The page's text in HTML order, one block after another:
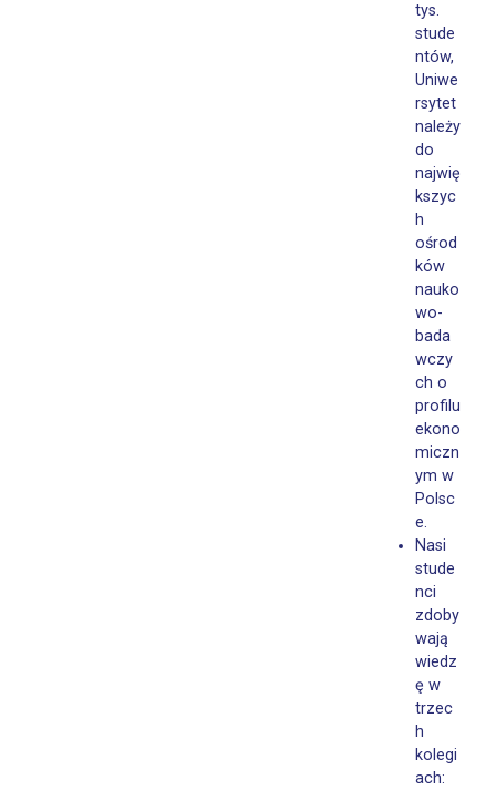
tys.
stude
ntów,
Uniwe
rsytet
należy
do
najwię
kszyc
h
ośrod
ków
nauko
wo-
bada
wczy
ch o
profilu
ekono
miczn
ym w
Polsc
e.
Nasi
stude
nci
zdoby
wają
wiedz
ę w
trzec
h
kolegi
ach: